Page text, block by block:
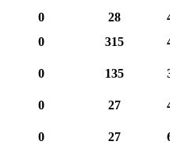
0 28
0 315
0 135
0 27
0 27